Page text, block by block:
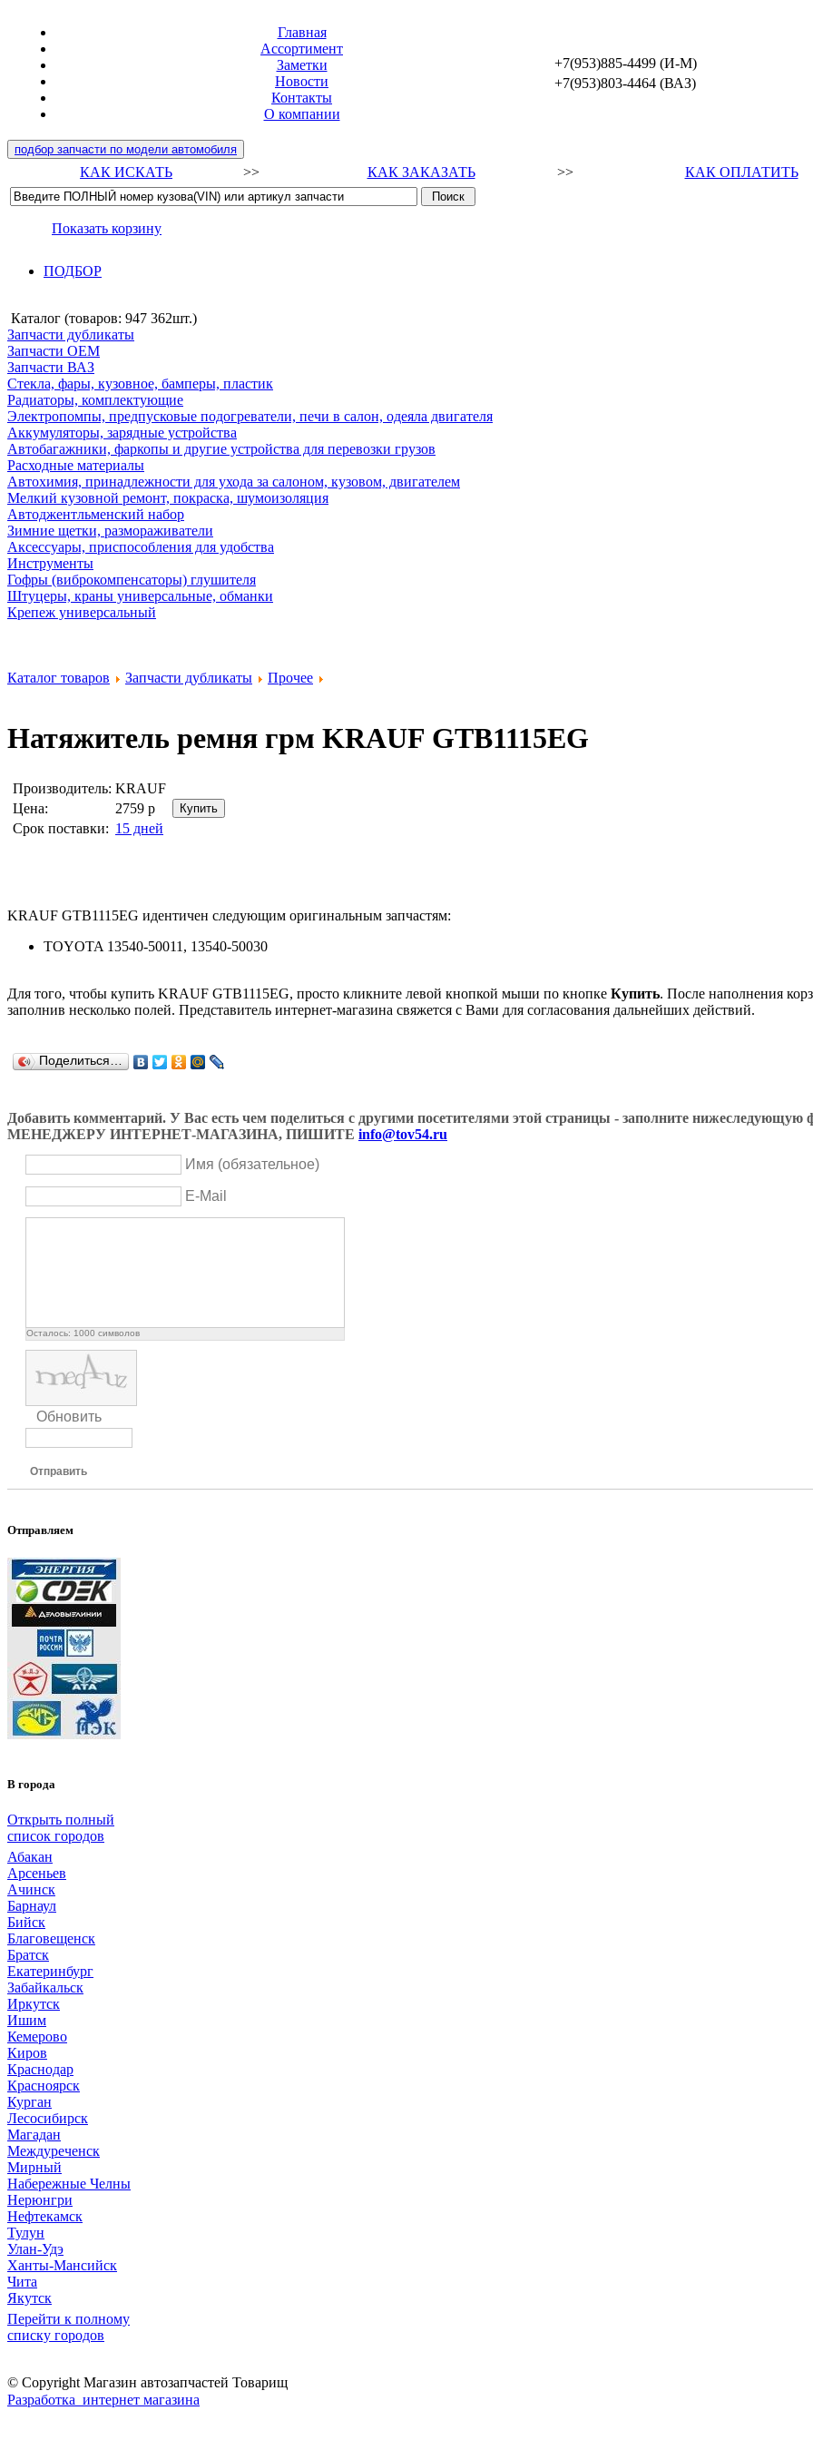
Главная
Ассортимент
Заметки
Новости
Контакты
О компании
+7(953)885-4499 (И-М)
+7(953)803-4464 (ВАЗ)
подбор запчасти по модели автомобиля
КАК ИСКАТЬ >> КАК ЗАКАЗАТЬ >> КАК ОПЛАТИТЬ
Показать корзину
ПОДБОР
Каталог (товаров: 947 362шт.)
Запчасти дубликаты
Запчасти ОЕМ
Запчасти ВАЗ
Стекла, фары, кузовное, бамперы, пластик
Радиаторы, комплектующие
Электропомпы, предпусковые подогреватели, печи в салон, одеяла двигателя
Аккумуляторы, зарядные устройства
Автобагажники, фаркопы и другие устройства для перевозки грузов
Расходные материалы
Автохимия, принадлежности для ухода за салоном, кузовом, двигателем
Мелкий кузовной ремонт, покраска, шумоизоляция
Автоджентльменский набор
Зимние щетки, размораживатели
Аксессуары, приспособления для удобства
Инструменты
Гофры (виброкомпенсаторы) глушителя
Штуцеры, краны универсальные, обманки
Крепеж универсальный
Каталог товаров Запчасти дубликаты Прочее
Натяжитель ремня грм KRAUF GTB1115EG
Производитель: KRAUF
Цена:
2759 р
Срок поставки: 15 дней
KRAUF GTB1115EG идентичен следующим оригинальным запчастям:
TOYOTA 13540-50011, 13540-50030
Для того, чтобы купить KRAUF GTB1115EG, просто кликните левой кнопкой мыши по кнопке Купить. После наполнения
заполнив несколько полей. Представитель интернет-магазина свяжется с Вами для согласования дальнейших действий.
Поделиться…
Добавить комментарий. У Вас есть чем поделиться с другими посетителями этой страницы - заполните
МЕНЕДЖЕРУ ИНТЕРНЕТ-МАГАЗИНА, ПИШИТЕ info@tov54.ru
Имя (обязательное)
E-Mail
Осталось: 1000 символов
Обновить
Отправить
Отправляем
В города
Открыть полный
список городов
Абакан
Арсеньев
Ачинск
Барнаул
Бийск
Благовещенск
Братск
Екатеринбург
Забайкальск
Иркутск
Ишим
Кемерово
Киров
Краснодар
Красноярск
Курган
Лесосибирск
Магадан
Междуреченск
Мирный
Набережные Челны
Нерюнгри
Нефтекамск
Тулун
Улан-Удэ
Ханты-Мансийск
Чита
Якутск
Перейти к полному
списку городов
© Copyright Магазин автозапчастей Товарищ
Разработка интернет магазина